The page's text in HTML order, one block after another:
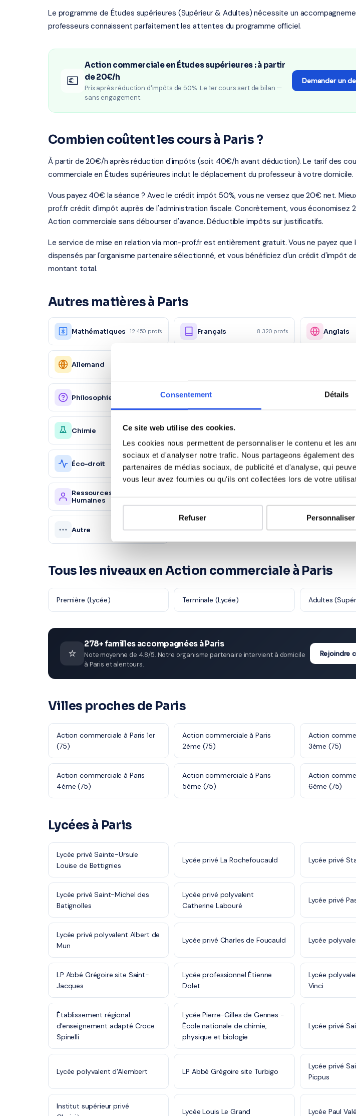
Consentement Détails
Ce site web utilise des cookies.
Les cookies nous permettent de personnaliser le contenu et les
sociaux et d'analyser notre trafic. Nous partageons également
partenaires de médias sociaux, de publicité et d'analyse, qui
vous leur avez fournies ou qu'ils ont collectées lors de votre
Refuser Personnaliser
Le programme de Études supérieures (Supérieur & Adultes) nécessite un
professeurs connaissent parfaitement les attentes du programme officiel.
💶
Action commerciale en Études supérieures : à partir
de 20€/h
Prix après réduction d'impôts de 50%. Le 1er cours sert de bilan —
sans engagement.
Demander un
Combien coûtent les cours à Paris ?
À partir de 20€/h après réduction d'impôts (soit 40€/h avant déduction). Le tarif des
commerciale en Études supérieures inclut le déplacement du professeur à votre domicile.
Vous payez 40€ la séance ? Avec le crédit impôt 50%, vous ne versez que 20€ net.
prof.fr crédit d'impôt auprès de l'administration fiscale. Concrètement, vous économisez
Action commerciale sans débourser d'avance. Déductible impôts sur justificatifs.
Le service de mise en relation via mon-prof.fr est entièrement gratuit. Vous ne payez que
dispensés par l'organisme partenaire sélectionné, et vous bénéficiez d'un crédit d'impôt
montant total.
Autres matières à Paris
Mathématiques 12 450 profs Français 8 320 profs Anglais
Allemand
Philosophie 3 890 profs Physique
Physique
Chimie 4 150 profs Économie
Éco-droit 1 560 profs Marketing/Mercatique1 870 profs Gestion
Ressources
Humaines
Autre 5 600 profs
Tous les niveaux en Action commerciale à Paris
Première (Lycée) Terminale (Lycée) Adultes
⭐
278+ familles accompagnées à Paris
Note moyenne de 4.8/5. Notre organisme partenaire intervient à domicile
à Paris et alentours.
Rejoindre
Villes proches de Paris
Action commerciale à Paris 1er
(75)
Action commerciale à Paris
2ème (75)
Action
3ème (75)
Action commerciale à Paris
4ème (75)
Action commerciale à Paris
5ème (75)
Action
6ème (75)
Lycées à Paris
Lycée privé Sainte-Ursule
Louise de Bettignies
Lycée privé La Rochefoucauld Lycée privé
Lycée privé Saint-Michel des
Batignolles
Lycée privé polyvalent
Catherine Labouré
Lycée privé
Lycée privé polyvalent Albert de
Mun
Lycée privé Charles de Foucauld Lycée
LP Abbé Grégoire site Saint-
Jacques
Lycée professionnel Étienne
Dolet
Lycée
Vinci
Établissement régional
d'enseignement adapté Croce
Spinelli
Lycée Pierre-Gilles de Gennes -
École nationale de chimie,
physique et biologie
Lycée privé
Lycée polyvalent d'Alembert LP Abbé Grégoire site Turbigo
Lycée privé
Picpus
Institut supérieur privé
Lycée Louis Le Grand Lycée Paul